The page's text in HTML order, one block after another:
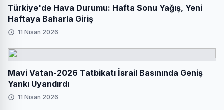
Türkiye'de Hava Durumu: Hafta Sonu Yağış, Yeni
Haftaya Baharla Giriş
11 Nisan 2026
Mavi Vatan-2026 Tatbikatı İsrail Basınında Geniş
Yankı Uyandırdı
11 Nisan 2026